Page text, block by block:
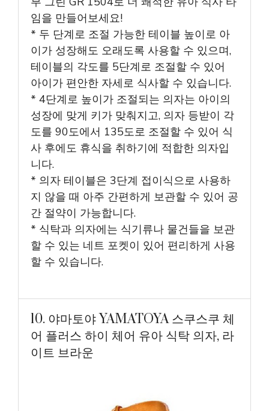
임을 만들어보세요!
* 두 단계로 조절 가능한 테이블 높이로 아
이가 성장해도 오래도록 사용할 수 있으며,
테이블의 각도를 5단계로 조절할 수 있어
아이가 편안한 자세로 식사할 수 있습니다.
* 4단계로 높이가 조절되는 의자는 아이의
성장에 맞게 키가 맞춰지고, 의자 등받이 각
도를 90도에서 135도로 조절할 수 있어 식
사 후에도 휴식을 취하기에 적합한 의자입
니다.
* 의자 테이블은 3단계 접이식으로 사용하
지 않을 때 아주 간편하게 보관할 수 있어 공
간 절약이 가능합니다.
* 식탁과 의자에는 식기류나 물건들을 보관
할 수 있는 네트 포켓이 있어 편리하게 사용
할 수 있습니다.
10. 야마토야 YAMATOYA 스쿠스쿠 체
어 플러스 하이 체어 유아 식탁 의자, 라
이트 브라운